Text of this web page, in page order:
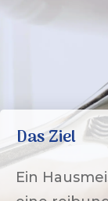
Das Ziel
Ein